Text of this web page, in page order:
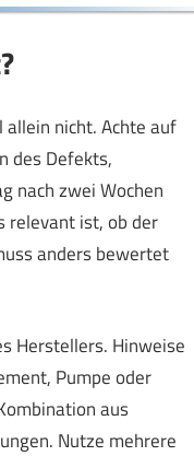
nicht. Achte auf
des Defekts,
nach zwei Wochen
relevant ist, ob der
anders bewertet
Herstellers. Hinweise
Pumpe oder
aus
Nutze mehrere